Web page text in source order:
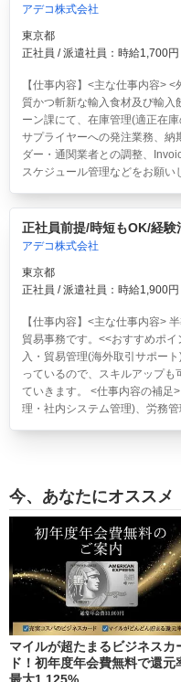
アデコ株式会社
東京都
正社員 / 派遣社員：時給1,700円
【仕事内容】<主な仕事内容>
質かつ斬新な輸入食材及び輸入
ーン課にて、在庫管理(適正在
サプライヤーへの発注業務、納
ダー・通関業者との調整、
スケジュール管理などをお願い
正社員前提/時短もOK/経
アデコ株式会社
東京都
正社員 / 派遣社員：時給1,900円
【仕事内容】<主な仕事内容>
貿易事務です。<<おすすめポ
入・貿易管理(海外取引サポー
っているので、スキルアップ
ていきます。 <仕事内容の補足
理・社内システム管理)、労務
今、あなたにオススメ
マイルが超たまるビジネスカ
ド！初年度年会費無料で還元